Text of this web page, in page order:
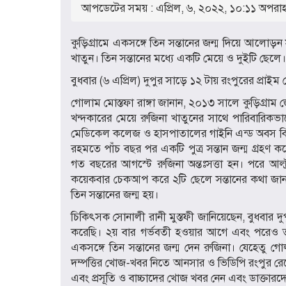
আপডেটের সময় : এপ্রিল, ৬, ২০২২, ১০:১১
কুড়িগ্রামে একসঙ্গে তিন সন্তানের জন্ম দিয়ে আলোড়ন
খাতুন। তিন সন্তানের মধ্যে একটি মেয়ে ও দুইটি
বুধবার (৬ এপ্রিল) দুপুর সাড়ে ১২ টায় রংপুরের
গোলাম মোস্তফা রাঙ্গা জানান, ২০১৩ সালে কুড়িগ্রাম
খন্দকারের মেয়ে রুজিনা খাতুনের সাথে
মেডিকেল কলেজ ও হাসপাতালের গাইনি এন্ড অবস
রহমতে পাঁচ বছর পর একটি পুত্র সন্তান জন্ম গ্রহণ
গত বছরের আগস্টে রুজিনা অন্তঃসত্তা হন। পরে
কয়েকবার চেকআপ করে ২টি ছেলে সন্তানের কথা
তিন সন্তানের জন্ম হয়।
চিকিৎসক সোনালী রানী মুস্তফী জানিয়েছেন,
করেছি। ২য় বার গর্ভবতী হওয়ার আগে এবং পরেও
একসঙ্গে তিন সন্তানের জন্ম দেন রুজিনা। যেহেতু
দম্পত্তির খোজ-খবর নিতে আনসার ও ভিডিপি রংপুর
এবং প্রসূতি ও বাচ্চাদের খোজ খবর নেন এবং